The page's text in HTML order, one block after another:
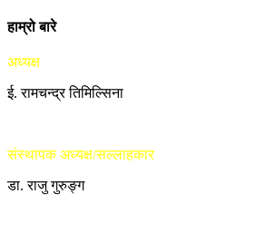
हाम्रो बारे
अध्यक्ष
ई. रामचन्द्र तिमिल्सिना
संस्थापक अध्यक्ष/सल्लाहकार
डा. राजु गुरुङ्ग